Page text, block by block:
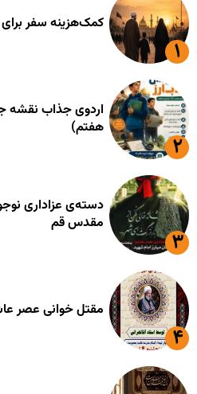
کمک‌هزینه سفر برای
اردوی جذاب نقشه
هفتم)
دسته‌ی عزاداری
مقدس قم
مقتل خوانی عصر